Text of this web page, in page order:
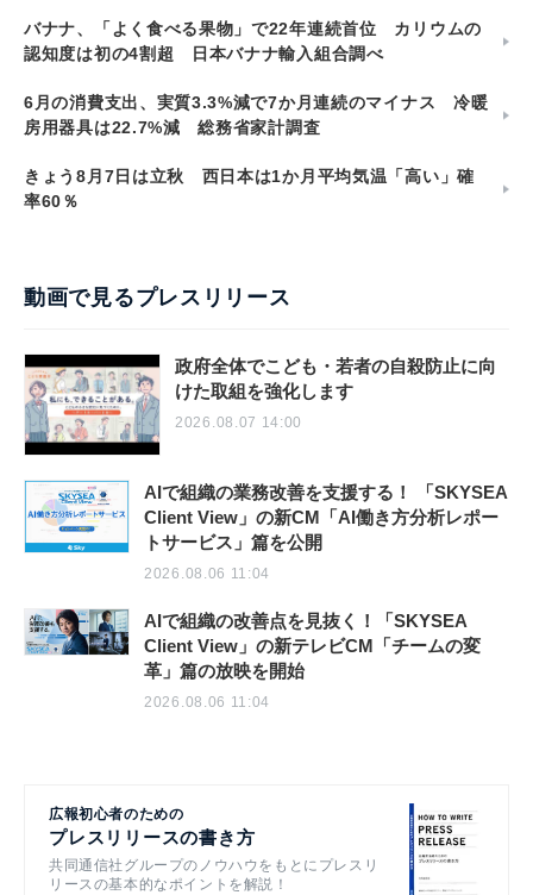
バナナ、「よく食べる果物」で22年連続首位 カリウムの
認知度は初の4割超 日本バナナ輸入組合調べ
6月の消費支出、実質3.3%減で7か月連続のマイナス 冷暖
房用器具は22.7%減 総務省家計調査
きょう8月7日は立秋 西日本は1か月平均気温「高い」確
率60％
動画で見るプレスリリース
政府全体でこども・若者の自殺防止に向
けた取組を強化します
2026.08.07 14:00
AIで組織の業務改善を支援する！ 「SKYSEA
Client View」の新CM「AI働き方分析レポー
トサービス」篇を公開
2026.08.06 11:04
AIで組織の改善点を見抜く！「SKYSEA
Client View」の新テレビCM「チームの変
革」篇の放映を開始
2026.08.06 11:04
広報初心者のための
プレスリリースの書き方
共同通信社グループのノウハウをもとにプレスリ
リースの基本的なポイントを解説！